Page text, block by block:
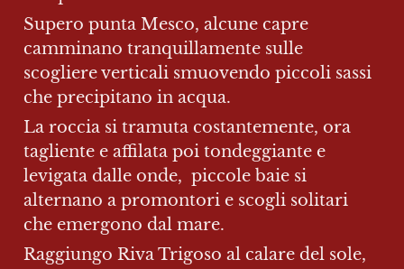
Supero punta Mesco, alcune capre
camminano tranquillamente sulle
scogliere verticali smuovendo piccoli sassi
che precipitano in acqua.
La roccia si tramuta costantemente, ora
tagliente e affilata poi tondeggiante e
levigata dalle onde,  piccole baie si
alternano a promontori e scogli solitari
che emergono dal mare.
Raggiungo Riva Trigoso al calare del sole,